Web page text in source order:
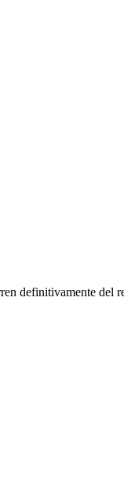
definitivamente